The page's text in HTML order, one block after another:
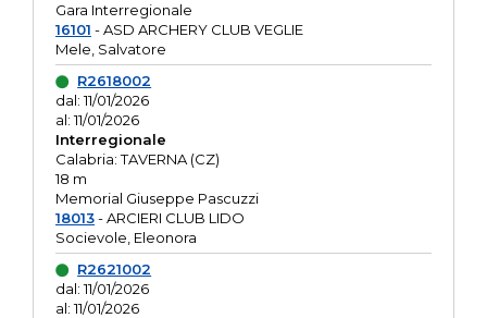
Gara Interregionale
16101 - ASD ARCHERY CLUB VEGLIE
Mele, Salvatore
R2618002
dal: 11/01/2026
al: 11/01/2026
Interregionale
Calabria: TAVERNA (CZ)
18 m
Memorial Giuseppe Pascuzzi
18013- ARCIERI CLUB LIDO
Socievole, Eleonora
R2621002
dal: 11/01/2026
al: 11/01/2026